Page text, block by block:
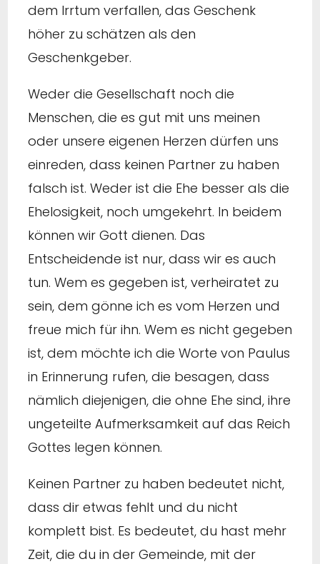
dem Irrtum verfallen, das Geschenk
höher zu schätzen als den
Geschenkgeber.
Weder die Gesellschaft noch die
Menschen, die es gut mit uns meinen
oder unsere eigenen Herzen dürfen uns
einreden, dass keinen Partner zu haben
falsch ist. Weder ist die Ehe besser als die
Ehelosigkeit, noch umgekehrt. In beidem
können wir Gott dienen. Das
Entscheidende ist nur, dass wir es auch
tun. Wem es gegeben ist, verheiratet zu
sein, dem gönne ich es vom Herzen und
freue mich für ihn. Wem es nicht gegeben
ist, dem möchte ich die Worte von Paulus
in Erinnerung rufen, die besagen, dass
nämlich diejenigen, die ohne Ehe sind, ihre
ungeteilte Aufmerksamkeit auf das Reich
Gottes legen können.
Keinen Partner zu haben bedeutet nicht,
dass dir etwas fehlt und du nicht
komplett bist. Es bedeutet, du hast mehr
Zeit, die du in der Gemeinde, mit der